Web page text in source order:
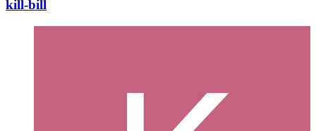
kill-bill